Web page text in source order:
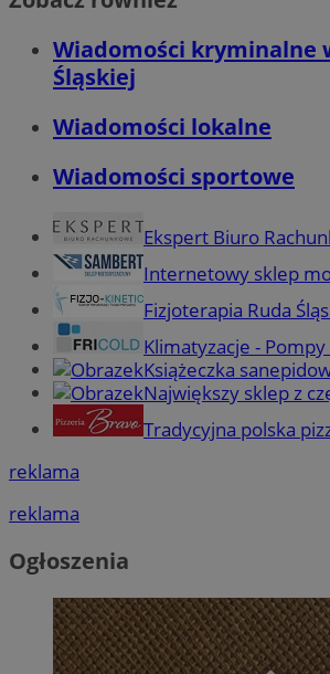
Wiadomości kryminalne
Śląskiej
Wiadomości lokalne
Wiadomości sportowe
Ekspert Biuro
Internetowy sklep
Fizjoterapia Ruda
Klimatyzacje - Pompy
Książeczka
Największy sklep z
Tradycyjna polska
reklama
reklama
Ogłoszenia